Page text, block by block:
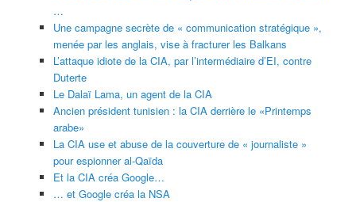
…
Une campagne secrète de « communication stratégique »,
menée par les anglais, vise à fracturer les Balkans
L’attaque idiote de la CIA, par l’intermédiaire d’EI, contre
Duterte
Le Dalaï Lama, un agent de la CIA
Ancien président tunisien : la CIA derrière le «Printemps
arabe»
La CIA use et abuse de la couverture de « journaliste »
pour espionner al-Qaïda
Et la CIA créa Google…
… et Google créa la NSA